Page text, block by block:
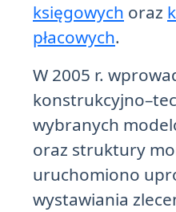
księgowych oraz
płacowych.
W 2005 r.
wybranych
oraz struktury
uruchomiono
wystawiania